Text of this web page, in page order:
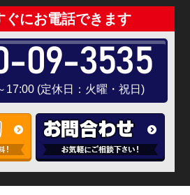
ぐにお電話できます
09-3535
17:00 (定休日：火曜・祝日)